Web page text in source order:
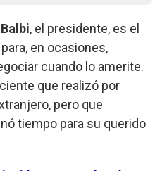
, el presidente, es el
en ocasiones,
cuando lo amerite.
que realizó por
pero que
tiempo para su querido